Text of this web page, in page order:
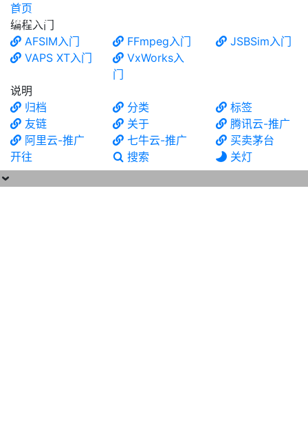
食铁兽
首页
编程入门
AFSIM入门
FFmpeg入门
JSBSim入门
VAPS XT入门
VxWorks入
门
说明
归档
分类
标签
友链
关于
腾讯云-推广
阿里云-推广
七牛云-推广
买卖茅台
开往
搜索 关灯